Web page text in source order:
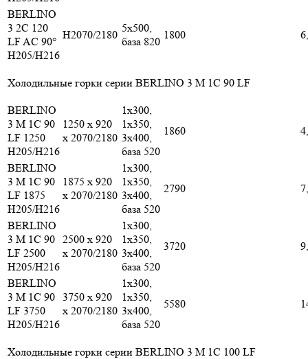
BERLINO
3 2C 120
LF AC 90°
H205/H216
H2070/2180
5x500,
база 820
1800
Холодильные горки серии BERLINO 3 M 1С 90 LF
BERLINO
3 M 1C 90
LF 1250
H205/H216
1250 x 920
x 2070/2180
1х300,
1х350,
3х400,
база 520
1860
BERLINO
3 M 1C 90
LF 1875
H205/H216
1875 x 920
x 2070/2180
1х300,
1х350,
3х400,
база 520
2790
BERLINO
3 M 1C 90
LF 2500
H205/H216
2500 x 920
x 2070/2180
1х300,
1х350,
3х400,
база 520
3720
BERLINO
3 M 1C 90
LF 3750
H205/H216
3750 x 920
x 2070/2180
1х300,
1х350,
3х400,
база 520
5580
Холодильные горки серии BERLINO 3 M 1С 100 LF